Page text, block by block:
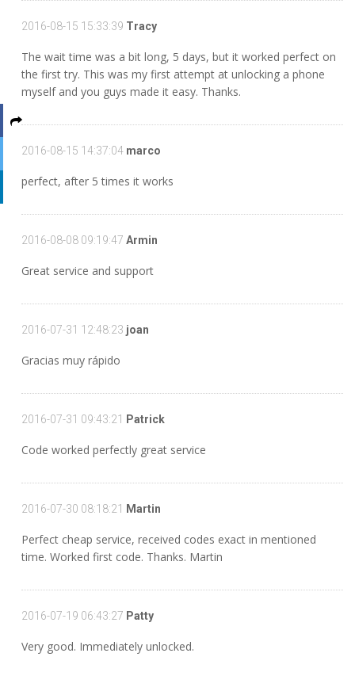
2016-08-15 15:33:39 Tracy
The wait time was a bit long, 5 days, but it worked perfect on
the first try. This was my first attempt at unlocking a phone
myself and you guys made it easy. Thanks.
2016-08-15 14:37:04 marco
perfect, after 5 times it works
2016-08-08 09:19:47 Armin
Great service and support
2016-07-31 12:48:23 joan
Gracias muy rápido
2016-07-31 09:43:21 Patrick
Code worked perfectly great service
2016-07-30 08:18:21 Martin
Perfect cheap service, received codes exact in mentioned
time. Worked first code. Thanks. Martin
2016-07-19 06:43:27 Patty
Very good. Immediately unlocked.